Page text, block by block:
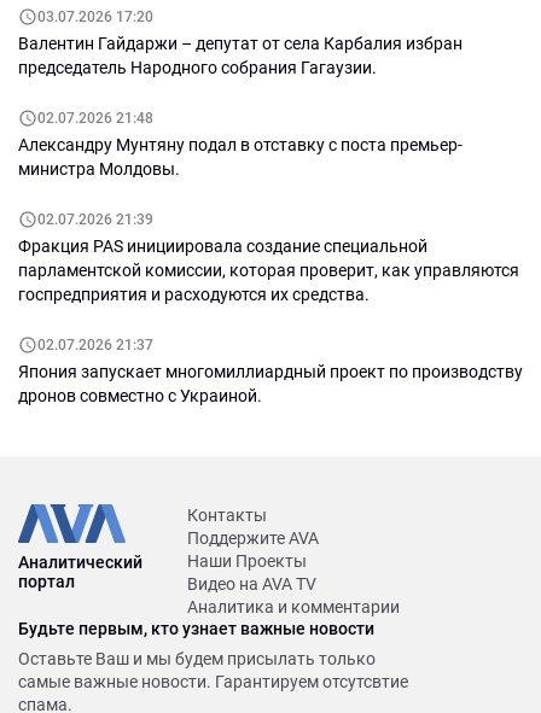
03.07.2026 17:20
Валентин Гайдаржи – депутат от села Карбалия избран
председатель Народного собрания Гагаузии.
02.07.2026 21:48
Александру Мунтяну подал в отставку с поста премьер-
министра Молдовы.
02.07.2026 21:39
Фракция PAS инициировала создание специальной
парламентской комиссии, которая проверит, как управляются
госпредприятия и расходуются их средства.
02.07.2026 21:37
Япония запускает многомиллиардный проект по производству
дронов совместно с Украиной.
Аналитический
портал
Контакты
Поддержите AVA
Наши Проекты
Видео на AVA TV
Аналитика и комментарии
Будьте первым, кто узнает важные новости
Оставьте Ваш и мы будем присылать только
самые важные новости. Гарантируем отсутсвтие
спама.